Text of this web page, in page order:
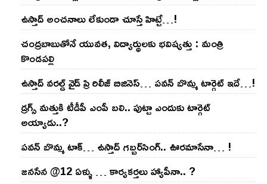
ఉస్తాద్ అంచ‌నాలు లేకుండా చూస్తే హిట్టే…!
చంద్ర‌బాబుతోనే యువ‌త‌, విద్యార్థుల‌కు భ‌విష్య‌త్తు : మంత్రి
కొండ‌ప‌ల్లి
ఉస్తాద్ వ‌ర‌ల్డ్ వైడ్ ప్రి రిలీజ్ బిజినెస్‌… ప‌వ‌న్ బొమ్మ టార్గెట్ ఇదే…!
డ్రగ్స్ మత్తుకి టీడీపీ ఎంపీ బలి.. పుట్టా ఎందుకు టార్గెట్
అయ్యాడు..?
ప‌వ‌న్ బొమ్మ టాక్‌… ఉస్తాద్ గ‌బ్బ‌ర్‌సింగ్‌.. ఊర‌మాసేనా… !
జనసేన @12 ఏళ్ళు … కార్యకర్తలు హ్యాపీనా.. ?